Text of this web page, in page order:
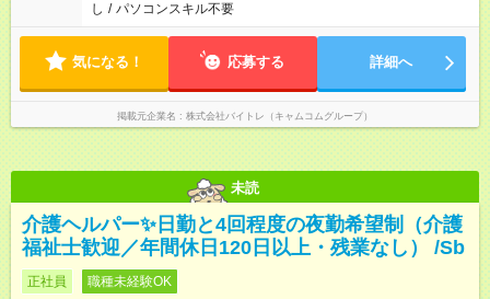
し / パソコンスキル不要
気になる！ 応募する 詳細へ
掲載元企業名 株式会社バイトレ（キャムコムグループ）
未読
介護ヘルパー✨日勤と4回程度の夜勤希望制（介護
福祉士歓迎／年間休日120日以上・残業なし） /Sb
正社員 職種未経験OK